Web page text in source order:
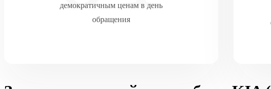
демократичным ценам в день
обращения